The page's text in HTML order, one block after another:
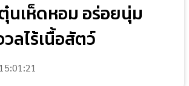
นเห็ดหอม อร่อยนุ่ม
ลไร้เนื้อสัตว์